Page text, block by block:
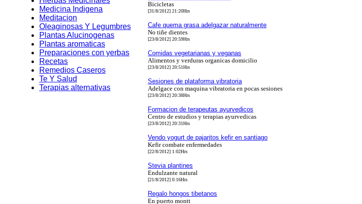
Medicina Indigena
Meditacion
Oleaginosas Y Legumbres
Plantas Alucinogenas
Plantas aromaticas
Preparaciones con yerbas
Recetas
Remedios Caseros
Te Y Salud
Terapias alternativas
Bicicletas
[31/8/2012] 21:20Hrs
Cafe quema grasa adelgazar naturalmente
No tiñe dientes
[23/8/2012] 20:59Hrs
Comidas vegetarianas y veganas
Alimentos y verduras organicas domicilio
[23/8/2012] 20:51Hrs
Sesiones de plataforma vibratoria
Adelgace con maquina vibratoria en pocas sesiones
[23/8/2012] 20:38Hrs
Formacion de terapeutas ayurvedicos
Centro de estudios y terapias ayurvedicas
[23/8/2012] 20:31Hrs
Vendo yogurt de pajaritos kefir en santiago
Kefir combate enfermedades
[22/8/2012] 1:02Hrs
Stevia plantines
Endulzante natural
[21/8/2012] 0:16Hrs
Regalo hongos tibetanos
En puerto montt